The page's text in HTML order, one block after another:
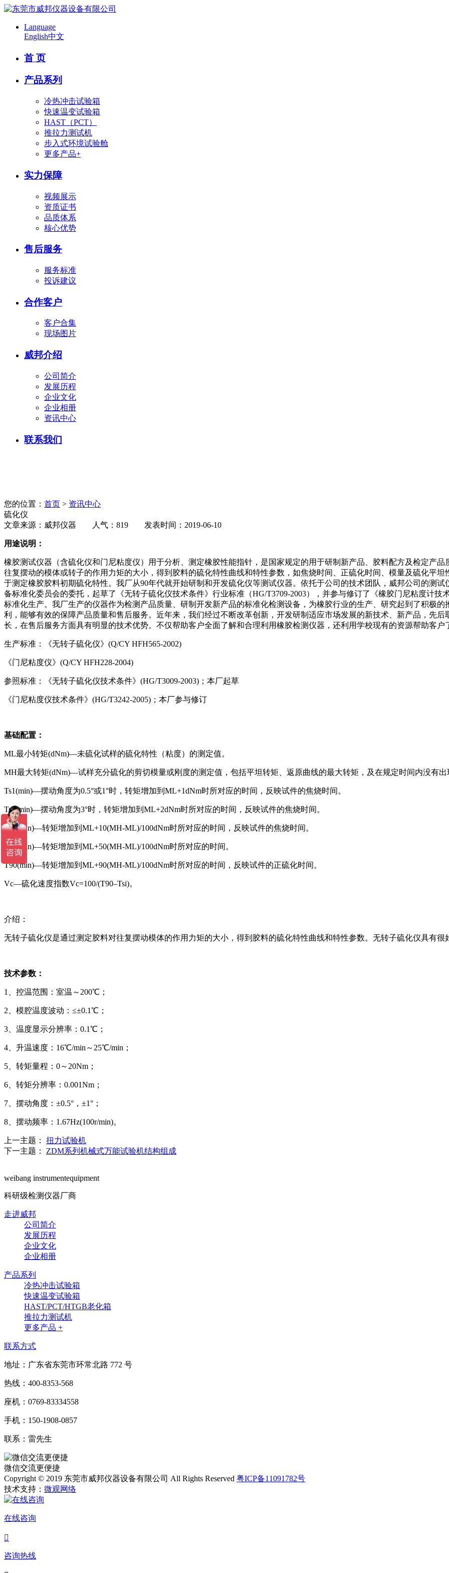
Language
English中文
首 页
产品系列
冷热冲击试验箱
快速温变试验箱
HAST（PCT）
推拉力测试机
步入式环境试验舱
更多产品+
实力保障
视频展示
资质证书
品质体系
核心优势
售后服务
服务标准
投诉建议
合作客户
客户合集
现场图片
威邦介绍
公司简介
发展历程
企业文化
企业相册
资讯中心
联系我们
您的位置： 首页 > 资讯中心
硫化仪
文章来源：威邦仪器 人气：819 发表时间：2019-06-10
用途说明：
橡胶测试仪器（含硫化仪和门尼粘度仪）用于分析、测定橡胶性能指针，是国家规定的用于研制新产品、胶料配方及检定产
往复摆动的模体或转子的作用力矩的大小，得到胶料的硫化特性曲线和特性参数，如焦烧时间、正硫化时间、模量及硫化平
于测定橡胶胶料初期硫化特性。我厂从90年代就开始研制和开发硫化仪等测试仪器。依托于公司的技术团队，威邦公司的测
备标准化委员会的委托，起草了《无转子硫化仪技术条件》行业标准（HG/T3709-2003），并参与修订了《橡胶门尼粘度计技
标准化生产。我厂生产的仪器作为检测产品质量、研制开发新产品的标准化检测设备，为橡胶行业的生产、研究起到了积极
利，能够有效的保障产品质量和售后服务。近年来，我们经过不断改革创新，开发研制适应市场发展的新技术、新产品，先
长，在售后服务方面具有明显的技术优势。不仅帮助客户全面了解和合理利用橡胶检测仪器，还利用学校现有的资源帮助客户
生产标准：《无转子硫化仪》(Q/CY HFH565-2002)
《门尼粘度仪》(Q/CY HFH228-2004)
参照标准：《无转子硫化仪技术条件》(HG/T3009-2003)；本厂起草
《门尼粘度仪技术条件》(HG/T3242-2005)；本厂参与修订
基础配置：
ML最小转矩(dNm)—未硫化试样的硫化特性（粘度）的测定值。
MH最大转矩(dNm)—试样充分硫化的剪切模量或刚度的测定值，包括平坦转矩、返原曲线的最大转矩，及在规定时间内没有出
Ts1(min)—摆动角度为0.5°或1°时，转矩增加到ML+1dNm时所对应的时间，反映试件的焦烧时间。
Ts2(min)—摆动角度为3°时，转矩增加到ML+2dNm时所对应的时间，反映试件的焦烧时间。
T10(min)—转矩增加到ML+10(MH-ML)/100dNm时所对应的时间，反映试件的焦烧时间。
T50(min)—转矩增加到ML+50(MH-ML)/100dNm时所对应的时间。
T90(min)—转矩增加到ML+90(MH-ML)/100dNm时所对应的时间，反映试件的正硫化时间。
Vc—硫化速度指数Vc=100/(T90–Tsi)。
介绍：
无转子硫化仪是通过测定胶料对往复摆动模体的作用力矩的大小，得到胶料的硫化特性曲线和特性参数。无转子硫化仪具有很
技术参数：
1、控温范围：室温～200℃；
2、模腔温度波动：≤±0.1℃；
3、温度显示分辨率：0.1℃；
4、升温速度：16℃/min～25℃/min；
5、转矩量程：0～20Nm；
6、转矩分辨率：0.001Nm；
7、摆动角度：±0.5°，±1°；
8、摆动频率：1.67Hz(100r/min)。
上一主题： 扭力试验机
下一主题： ZDM系列机械式万能试验机结构组成
weibang instrumentequipment
科研级检测仪器厂商
走进威邦
公司简介
发展历程
企业文化
企业相册
产品系列
冷热冲击试验箱
快速温变试验箱
HAST/PCT/HTGB老化箱
推拉力测试机
更多产品 +
联系方式
地址：广东省东莞市环常北路 772 号
热线：400-8353-568
座机：0769-83334558
手机：150-1908-0857
联系：雷先生
微信交流更便捷
Copyright © 2019 东莞市威邦仪器设备有限公司 All Rights Reserved 粤ICP备11091782号
技术支持： 微观网络
在线咨询

咨询热线